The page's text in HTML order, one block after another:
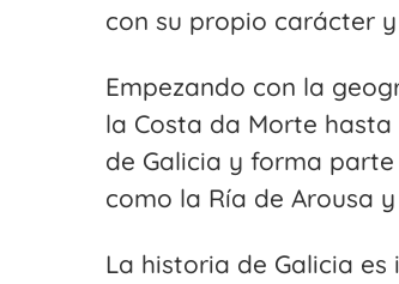
con su propio carácter
Empezando con la
la Costa da Morte
de Galicia y forma
como la Ría de Arousa
La historia de Galicia